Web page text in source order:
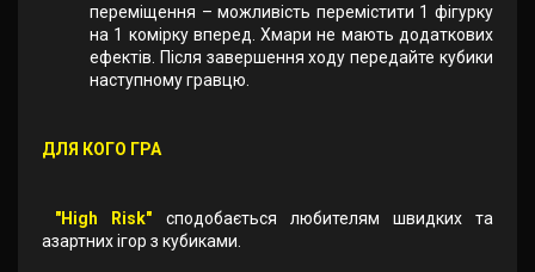
переміщення – можливість перемістити 1 фігурку
на 1 комірку вперед. Хмари не мають додаткових
ефектів. Після завершення ходу передайте кубики
наступному гравцю.
ДЛЯ КОГО ГРА
"High Risk" сподобається любителям швидких та
азартних ігор з кубиками.